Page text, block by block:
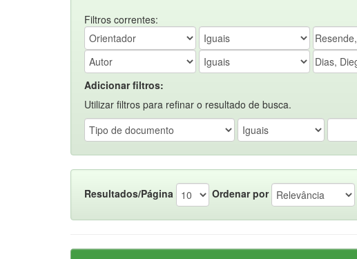
Filtros correntes:
Adicionar filtros:
Utilizar filtros para refinar o resultado de busca.
Resultados/Página Ordenar por